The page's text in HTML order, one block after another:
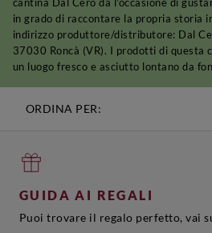
in grado di raccontare la propria storia
indirizzo produttore/distributore: Dal
37030 Roncà (VR). I prodotti di questa
un luogo fresco e asciutto lontano da
ORDINA PER:
GUIDA AI REGALI
Puoi trovare il regalo perfetto, vai